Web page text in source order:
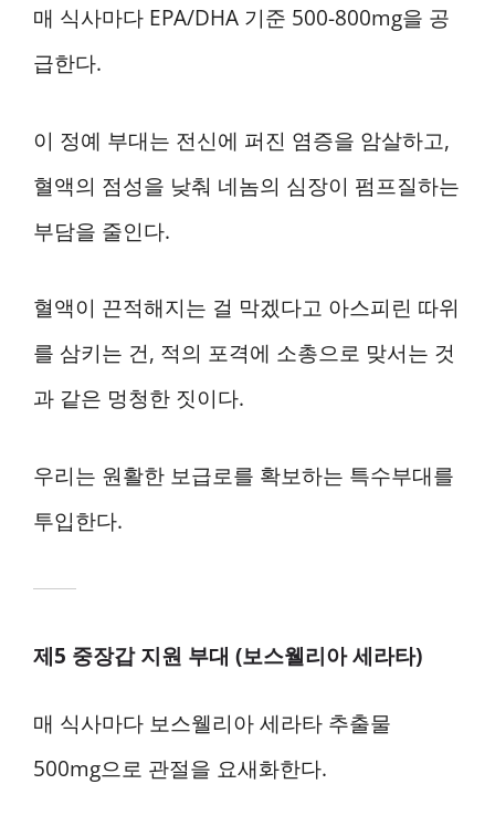
매 식사마다 EPA/DHA 기준 500-800mg을 공
급한다.
이 정예 부대는 전신에 퍼진 염증을 암살하고,
혈액의 점성을 낮춰 네놈의 심장이 펌프질하는
부담을 줄인다.
혈액이 끈적해지는 걸 막겠다고 아스피린 따위
를 삼키는 건, 적의 포격에 소총으로 맞서는 것
과 같은 멍청한 짓이다.
우리는 원활한 보급로를 확보하는 특수부대를
투입한다.
제5 중장갑 지원 부대 (보스웰리아 세라타)
매 식사마다 보스웰리아 세라타 추출물
500mg으로 관절을 요새화한다.